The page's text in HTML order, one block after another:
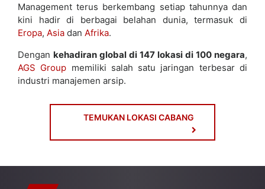
Management terus berkembang setiap tahunnya dan
kini hadir di berbagai belahan dunia, termasuk di
Eropa, Asia dan Afrika.
Dengan kehadiran global di 147 lokasi di 100 negara,
AGS Group memiliki salah satu jaringan terbesar di
industri manajemen arsip.
TEMUKAN LOKASI CABANG